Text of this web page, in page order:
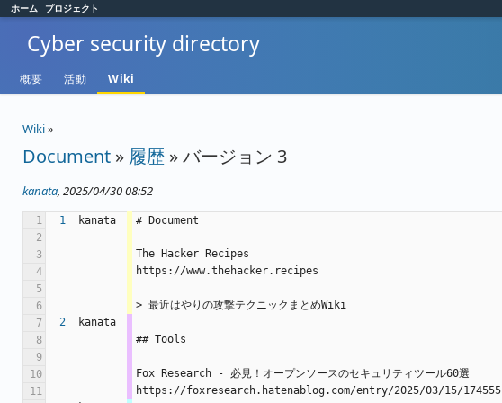
ホーム プロジェクト
Cyber security directory
概要 活動 Wiki
Wiki»
Document » 履歴 » バージョン 3
kanata, 2025/04/30 08:52
1 1 kanata
# Document
2
3
The Hacker Recipes
4
https://www.thehacker.recipes
5
6
> 最近はやりの攻撃テクニックまとめWiki
7
2
kanata
8
## Tools
9
10
Fox Research - 必見！オープンソースのセキュリティツール60選
11
https://foxresearch.hatenablog.com/entry/2025/03/15/174555